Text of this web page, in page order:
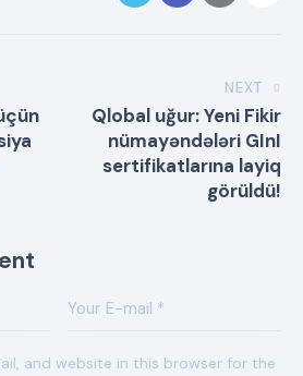
NEXT
Qlobal uğur: Yeni Fikir
nümayəndələri GInI
sertifikatlarına layiq
görüldü!
and website in this browser for the